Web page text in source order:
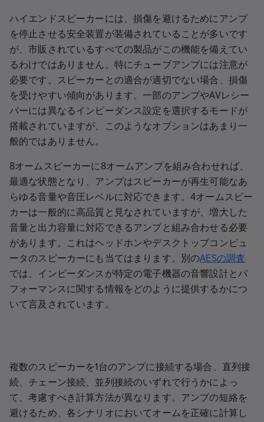
ハイエンドスピーカーには、損傷を避けるためにアンプ
を停止させる安全装置が装備されていることが多いです
が、市販されているすべての製品がこの機能を備えてい
るわけではありません。特にチューブアンプには注意が
必要です。スピーカーとの適合が適切でない場合、損傷
を受けやすい傾向があります。一部のアンプやAVレシー
バーには異なるインピーダンス設定を選択するモードが
搭載されていますが、このようなオプションはあまり一
般的ではありません。
8オームスピーカーに8オームアンプを組み合わせれば、
最適な状態となり、アンプはスピーカーが再生可能なあ
らゆる音量や音圧レベルに対応できます。4オームスピー
カーは一般的に高品質と見なされていますが、増大した
音量と出力容量に対応できるアンプと組み合わせる必要
があります。これはヘッドホンやデスクトップコンピュ
ータのスピーカーにも当てはまります。別のAESの調査
では、インピーダンスが特定の電子機器の音響設計とパ
フォーマンスに関する情報をどのように提供するかにつ
いて言及されています。
複数のスピーカーを1台のアンプに接続する場合、直列接
続、チェーン接続、並列接続のいずれで行うかによっ
て、考慮すべき計算方法が異なります。アンプの短絡を
避けるため、各シナリオにおいてオームを正確に計算し